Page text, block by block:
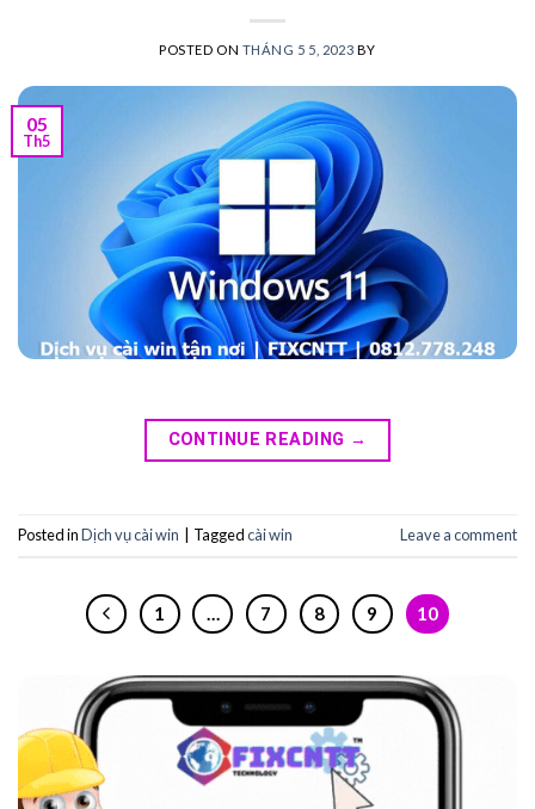
POSTED ON THÁNG 5 5, 2023 BY
05
Th5
CONTINUE READING →
Posted inDịch vụ cài win Taggedcài win Leave a comment
1 … 7 8 9 10